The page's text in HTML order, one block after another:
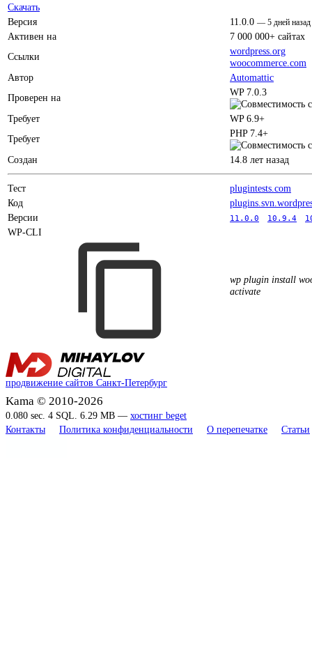
Скачать
Версия
11.0.0 — 5 дней назад
Активен на
7 000 000+ сайтах
Ссылки
wordpress.org
woocommerce.com
Автор
Automattic
Проверен на
WP 7.0.3
Требует
WP 6.9+
Требует
PHP 7.4+
Создан 14.8 лет назад
Тест
plugintests.com
Код
Версии
11.0.0 10.9.4
WP-CLI
wp plugin install
activate
продвижение сайтов Санкт-Петербург
Kama © 2010-2026
0.080 sec. 4 SQL. 6.29 MB — хостинг beget
Контакты
Политика конфиденциальности О перепечатке Статьи